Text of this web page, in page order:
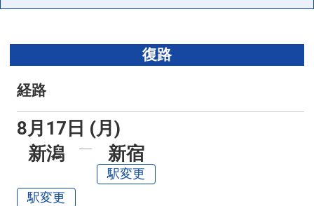
復路
経路
8月17日 (月)
新潟
駅変更
新宿
駅変更